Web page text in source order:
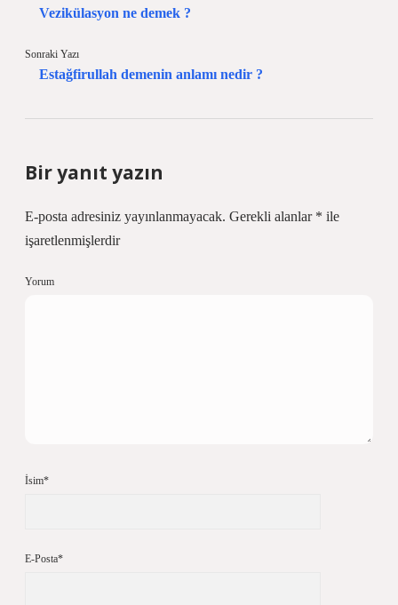
Vezikülasyon ne demek ?
Sonraki Yazı
Estağfirullah demenin anlamı nedir ?
Bir yanıt yazın
E-posta adresiniz yayınlanmayacak. Gerekli alanlar * ile
işaretlenmişlerdir
Yorum
İsim*
E-Posta*